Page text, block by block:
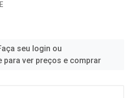
seu login ou
para ver preços e comprar